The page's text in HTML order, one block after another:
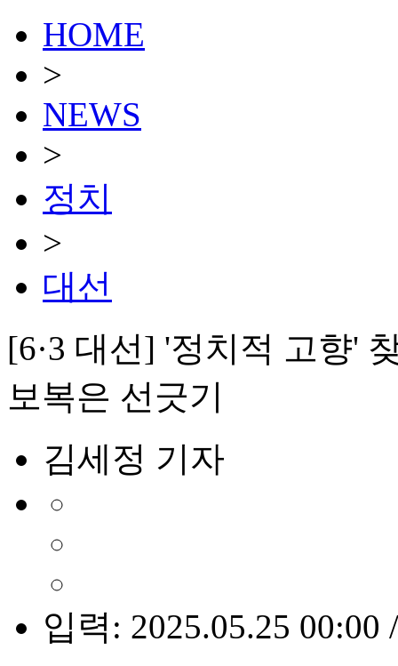
HOME
>
NEWS
>
정치
>
대선
[6·3 대선] '정치적 고향'
보복은 선긋기
김세정 기자
입력: 2025.05.25 00:00